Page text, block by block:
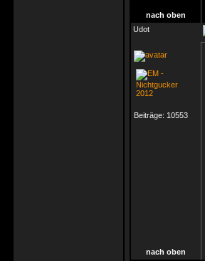
nach oben
Udot
Beiträge: 10553
nach oben